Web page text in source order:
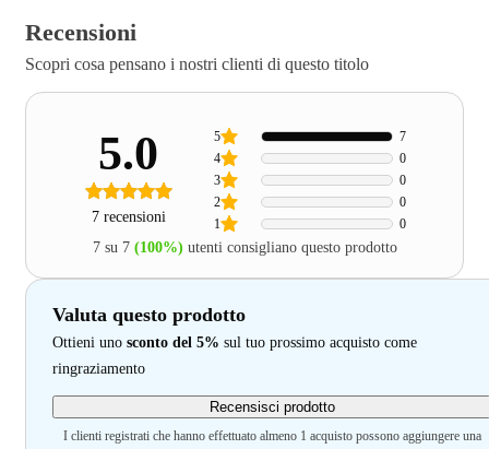
Recensioni
Scopri cosa pensano i nostri clienti di questo titolo
5.0
7 recensioni 1 0
2 0
3 0
4 0
5 7
7 su 7 (100%) utenti consigliano questo prodotto
Valuta questo prodotto
Ottieni uno sconto del 5% sul tuo prossimo acquisto come
ringraziamento
Recensisci prodotto
I clienti registrati che hanno effettuato almeno 1 acquisto possono aggiungere una